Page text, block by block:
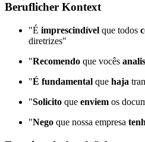
Beruflicher Kontext
"É imprescindível que todos
diretrizes"
"Recomendo que vocês
"É fundamental que haja
"Solicito que enviem os
"Nego que nossa empresa